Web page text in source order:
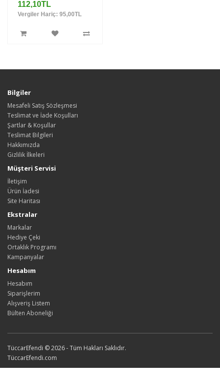
112,10TL
Vergiler Hariç: 95,00TL
Bilgiler
Mesafeli Satış Sözleşmesi
Teslimat ve İade Koşulları
Şartlar & Koşullar
Teslimat Bilgileri
Hakkımızda
Gizlilik İlkeleri
Müşteri Servisi
İletişim
Ürün İadesi
Site Haritası
Ekstralar
Markalar
Hediye Çeki
Ortaklık Programı
Kampanyalar
Hesabım
Hesabım
Siparişlerim
Alışveriş Listem
Bülten Aboneliği
TüccarEfendi © 2026 - Tüm Hakları Saklıdır.
TüccarEfendi.com